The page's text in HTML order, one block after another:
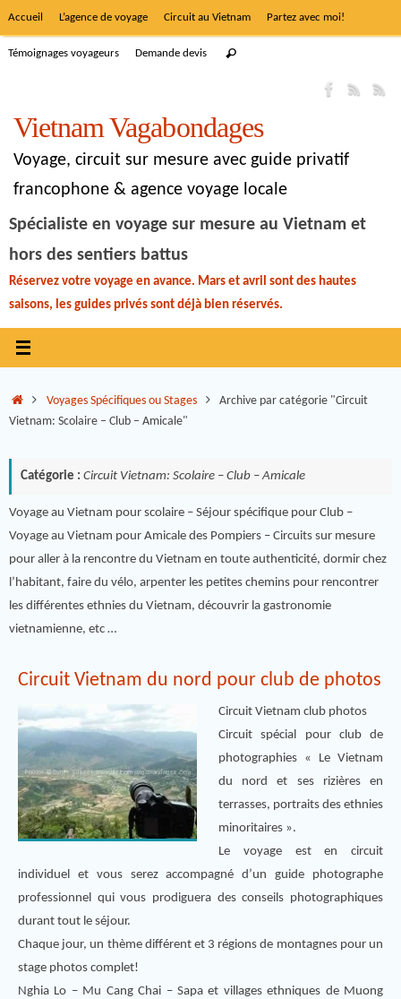
Accueil L’agence de voyage Circuit au Vietnam Partez avec moi!
Témoignages voyageurs Demande devis
Vietnam Vagabondages
Voyage, circuit sur mesure avec guide privatif
francophone & agence voyage locale
Spécialiste en voyage sur mesure au Vietnam et
hors des sentiers battus
Réservez votre voyage en avance. Mars et avril sont des hautes
saisons, les guides privés sont déjà bien réservés.
Voyages Spécifiques ou Stages
Archive par catégorie "Circuit
Vietnam: Scolaire – Club – Amicale"
Catégorie : Circuit Vietnam: Scolaire – Club – Amicale
Voyage au Vietnam pour scolaire – Séjour spécifique pour Club –
Voyage au Vietnam pour Amicale des Pompiers – Circuits sur mesure
pour aller à la rencontre du Vietnam en toute authenticité, dormir chez
l’habitant, faire du vélo, arpenter les petites chemins pour rencontrer
les différentes ethnies du Vietnam, découvrir la gastronomie
vietnamienne, etc …
Circuit Vietnam du nord pour club de photos
Circuit Vietnam club photos
Circuit spécial pour club de
photographies « Le Vietnam
du nord et ses rizières en
terrasses, portraits des ethnies
minoritaires ».
Le voyage est en circuit
individuel et vous serez accompagné d’un guide photographe
professionnel qui vous prodiguera des conseils photographiques
durant tout le séjour.
Chaque jour, un thème différent et 3 régions de montagnes pour un
stage photos complet!
Nghia Lo – Mu Cang Chai – Sapa et villages ethniques de Muong